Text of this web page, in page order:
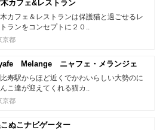
カフェ&レストラン
カフェ＆レストランは保護猫と過ごせるレ
ランをコンセプトに２０..
京都
Melange ニャフェ・メランジェ
寿駅からほど近くでかわいらしい大勢のに
こ達が迎えてくれる猫カ..
京都
ぬこナビゲーター